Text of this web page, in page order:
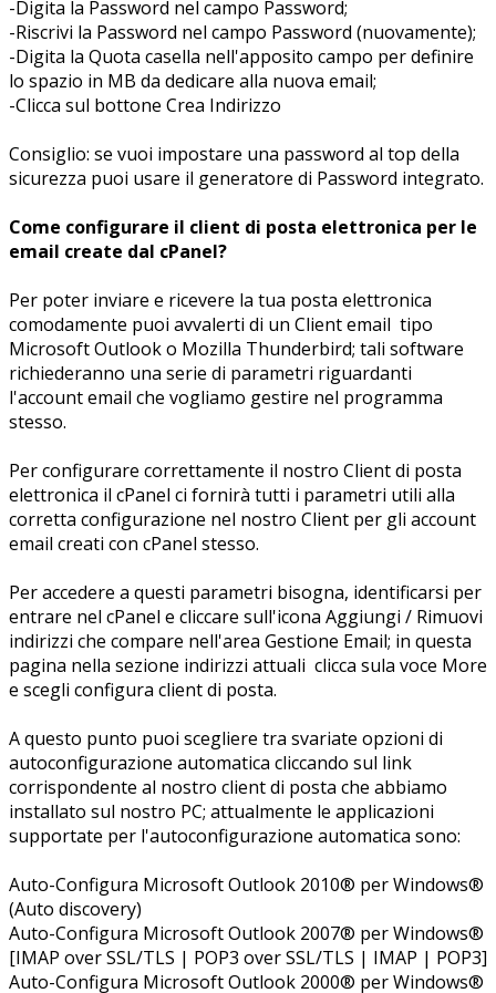
-Digita la Password nel campo Password;
-Riscrivi la Password nel campo Password (nuovamente);
-Digita la Quota casella nell'apposito campo per definire
lo spazio in MB da dedicare alla nuova email;
-Clicca sul bottone Crea Indirizzo
Consiglio: se vuoi impostare una password al top della
sicurezza puoi usare il generatore di Password integrato.
Come configurare il client di posta elettronica per le
email create dal cPanel?
Per poter inviare e ricevere la tua posta elettronica
comodamente puoi avvalerti di un Client email tipo
Microsoft Outlook o Mozilla Thunderbird; tali software
richiederanno una serie di parametri riguardanti
l'account email che vogliamo gestire nel programma
stesso.
Per configurare correttamente il nostro Client di posta
elettronica il cPanel ci fornirà tutti i parametri utili alla
corretta configurazione nel nostro Client per gli account
email creati con cPanel stesso.
Per accedere a questi parametri bisogna, identificarsi per
entrare nel cPanel e cliccare sull'icona Aggiungi / Rimuovi
indirizzi che compare nell'area Gestione Email; in questa
pagina nella sezione indirizzi attuali clicca sula voce More
e scegli configura client di posta.
A questo punto puoi scegliere tra svariate opzioni di
autoconfigurazione automatica cliccando sul link
corrispondente al nostro client di posta che abbiamo
installato sul nostro PC; attualmente le applicazioni
supportate per l'autoconfigurazione automatica sono:
Auto-Configura Microsoft Outlook 2010® per Windows®
(Auto discovery)
Auto-Configura Microsoft Outlook 2007® per Windows®
[IMAP over SSL/TLS | POP3 over SSL/TLS | IMAP | POP3]
Auto-Configura Microsoft Outlook 2000® per Windows®